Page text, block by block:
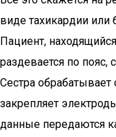
виде тахикардии
Пациент,
раздевается по пояс,
Сестра
закрепляет
данные передаются